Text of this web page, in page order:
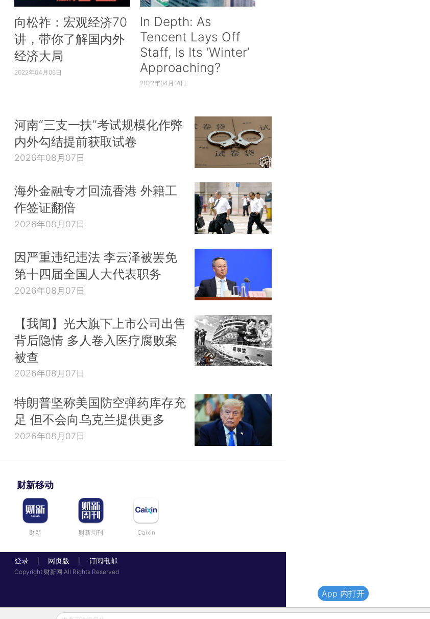
向松祚：宏观经济70
讲，带你了解国内外
经济大局
2022年04月06日
In Depth: As
Tencent Lays Off
Staff, Is Its ‘Winter’
Approaching?
2022年04月01日
河南“三支一扶”考试规模化作弊
内外勾结提前获取试卷
2026年08月07日
海外金融专才回流香港 外籍工
作签证翻倍
2026年08月07日
因严重违纪违法 李云泽被罢免
第十四届全国人大代表职务
2026年08月07日
【我闻】光大旗下上市公司出售
背后隐情 多人卷入医疗腐败案
被查
2026年08月07日
特朗普坚称美国防空弹药库存充
足 但不会向乌克兰提供更多
2026年08月07日
财新移动
财新 财新周刊 Caixin
登录 网页版 订阅电邮
Copyright 财新网 All Rights Reserved
App 内打开